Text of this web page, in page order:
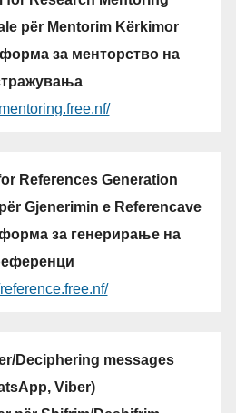
për Mentorim Kërkimor
за менторство на
References Generation
Gjenerimin e Referencave
за генерирање на
Deciphering messages
Viber)